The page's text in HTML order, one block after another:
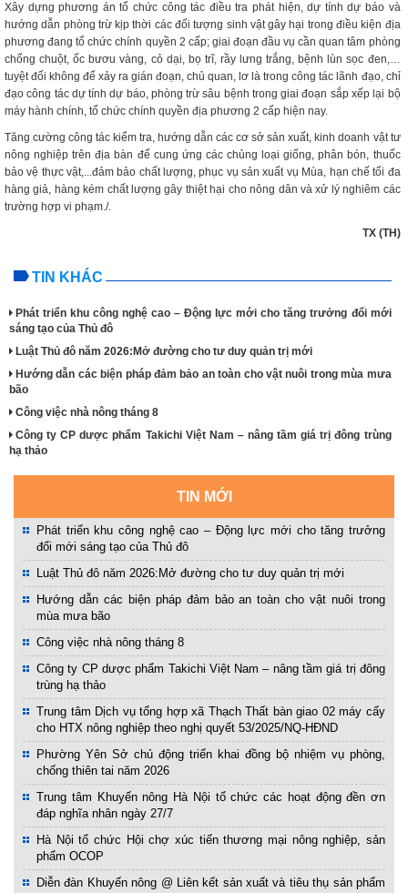
Xây dựng phương án tổ chức công tác điều tra phát hiện, dự tính dự báo và
hướng dẫn phòng trừ kịp thời các đối tượng sinh vật gây hại trong điều kiện địa
phương đang tổ chức chính quyền 2 cấp; giai đoạn đầu vụ cần quan tâm phòng
chống chuột, ốc bươu vàng, cỏ dại, bọ trĩ, rầy lưng trắng, bệnh lùn sọc đen,…
tuyệt đối không để xảy ra gián đoạn, chủ quan, lơ là trong công tác lãnh đạo, chỉ
đạo công tác dự tính dự báo, phòng trừ sâu bệnh trong giai đoạn sắp xếp lại bộ
máy hành chính, tổ chức chính quyền địa phương 2 cấp hiện nay.
Tăng cường công tác kiểm tra, hướng dẫn các cơ sở sản xuất, kinh doanh vật tư
nông nghiệp trên địa bàn để cung ứng các chủng loại giống, phân bón, thuốc
bảo vệ thực vật,...đảm bảo chất lượng, phục vụ sản xuất vụ Mùa, hạn chế tối đa
hàng giả, hàng kém chất lượng gây thiệt hại cho nông dân và xử lý nghiêm các
trường hợp vi phạm./.
TX (TH)
TIN KHÁC
Phát triển khu công nghệ cao – Động lực mới cho tăng trưởng đổi mới
sáng tạo của Thủ đô
Luật Thủ đô năm 2026:Mở đường cho tư duy quản trị mới
Hướng dẫn các biện pháp đảm bảo an toàn cho vật nuôi trong mùa mưa
bão
Công việc nhà nông tháng 8
Công ty CP dược phẩm Takichi Việt Nam – nâng tầm giá trị đông trùng
hạ thảo
TIN MỚI
Phát triển khu công nghệ cao – Động lực mới cho tăng trưởng
đổi mới sáng tạo của Thủ đô
Luật Thủ đô năm 2026:Mở đường cho tư duy quản trị mới
Hướng dẫn các biện pháp đảm bảo an toàn cho vật nuôi trong
mùa mưa bão
Công việc nhà nông tháng 8
Công ty CP dược phẩm Takichi Việt Nam – nâng tầm giá trị đông
trùng hạ thảo
Trung tâm Dịch vụ tổng hợp xã Thạch Thất bàn giao 02 máy cấy
cho HTX nông nghiệp theo nghị quyết 53/2025/NQ-HĐND
Phường Yên Sở chủ động triển khai đồng bộ nhiệm vụ phòng,
chống thiên tai năm 2026
Trung tâm Khuyến nông Hà Nội tổ chức các hoạt động đền ơn
đáp nghĩa nhân ngày 27/7
Hà Nội tổ chức Hội chợ xúc tiến thương mại nông nghiệp, sản
phẩm OCOP
Diễn đàn Khuyến nông @ Liên kết sản xuất và tiêu thụ sản phẩm